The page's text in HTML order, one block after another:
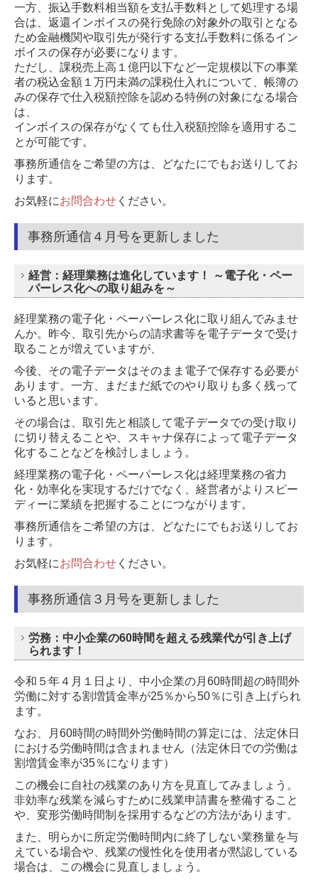
一方、振込手数料相当額を支払手数料として処理する場
合は、返還インボイスの発行免除の対象外の取引となる
ため金融機関や取引先が発行する支払手数料に係るイン
ボイスの保存が必要になります。
ただし、課税売上高１億円以下など一定規模以下の事業
者の税込金額１万円未満の課税仕入れについて、帳簿の
みの保存で仕入税額控除を認める特例の対象になる場合
は、
インボイスの保存がなくても仕入税額控除を適用するこ
とが可能です。
事務所通信をご希望の方は、どなたにでもお送りしてお
ります。
お気軽にお問合わせ ください。
事務所通信４月号を更新しました
経営：経理業務は進化しています！ ～電子化・ペー
パーレス化への取り組みを～
経理業務の電子化・ペーパーレス化に取り組んでみませ
んか。昨今、取引先からの請求書等を電子データで受け
取ることが増えていますが、
今後、その電子データはそのまま電子で保存する必要が
あります。一方、まだまだ紙でのやり取りも多く残って
いると思います。
その場合は、取引先と相談して電子データでの受け取り
に切り替えることや、スキャナ保存によって電子データ
化することなどを検討しましょう。
経理業務の電子化・ペーパーレス化は経理業務の省力
化・効率化を実現するだけでなく、経営者がよりスピー
ディーに業績を把握することにつながります。
事務所通信をご希望の方は、どなたにでもお送りしてお
ります。
お気軽にお問合わせ ください。
事務所通信３月号を更新しました
労務：中小企業の60時間を超える残業代が引き上げ
られます！
令和５年４月１日より、中小企業の月60時間超の時間外
労働に対する割増賃金率が25％から50％に引き上げられ
ます。
なお、月60時間の時間外労働時間の算定には、法定休日
における労働時間は含まれません （法定休日での労働は
割増賃金率が35％になります）
この機会に自社の残業のあり方を見直してみましょう。
非効率な残業を減らすために残業申請書を整備すること
や、 変形労働時間制を採用するなどの方法があります。
また、明らかに所定労働時間内に終了しない業務量を与
えている場合や、残業の慢性化を使用者が黙認している
場合は、
この機会に見直しましょう。